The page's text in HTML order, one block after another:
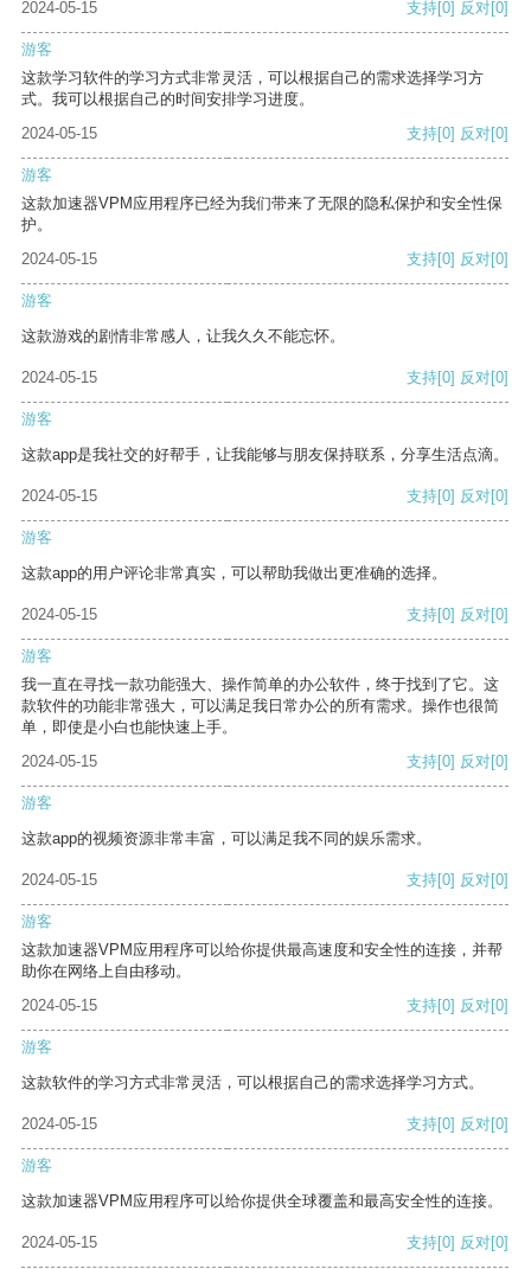
2024-05-15 支持[0] 反对[0]
游客
这款学习软件的学习方式非常灵活，可以根据自己的需求选择学习方
式。我可以根据自己的时间安排学习进度。
2024-05-15
支持[0] 反对[0]
游客
这款加速器VPM应用程序已经为我们带来了无限的隐私保护和安全性保
护。
2024-05-15
支持[0] 反对[0]
游客
这款游戏的剧情非常感人，让我久久不能忘怀。
2024-05-15 支持[0] 反对[0]
游客
这款app是我社交的好帮手，让我能够与朋友保持联系，分享生活点滴。
2024-05-15 支持[0] 反对[0]
游客
这款app的用户评论非常真实，可以帮助我做出更准确的选择。
2024-05-15 支持[0] 反对[0]
游客
我一直在寻找一款功能强大、操作简单的办公软件，终于找到了它。这
款软件的功能非常强大，可以满足我日常办公的所有需求。操作也很简
单，即使是小白也能快速上手。
2024-05-15
支持[0] 反对[0]
游客
这款app的视频资源非常丰富，可以满足我不同的娱乐需求。
2024-05-15 支持[0] 反对[0]
游客
这款加速器VPM应用程序可以给你提供最高速度和安全性的连接，并帮
助你在网络上自由移动。
2024-05-15
支持[0] 反对[0]
游客
这款软件的学习方式非常灵活，可以根据自己的需求选择学习方式。
2024-05-15 支持[0] 反对[0]
游客
这款加速器VPM应用程序可以给你提供全球覆盖和最高安全性的连接。
2024-05-15 支持[0] 反对[0]